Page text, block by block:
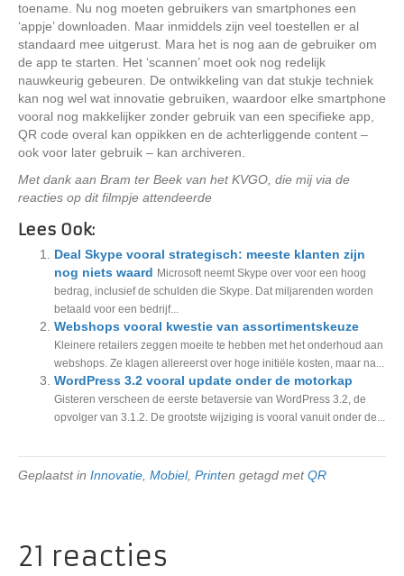
toename. Nu nog moeten gebruikers van smartphones een
‘appje’ downloaden. Maar inmiddels zijn veel toestellen er al
standaard mee uitgerust. Mara het is nog aan de gebruiker om
de app te starten. Het ‘scannen’ moet ook nog redelijk
nauwkeurig gebeuren. De ontwikkeling van dat stukje techniek
kan nog wel wat innovatie gebruiken, waardoor elke smartphone
vooral nog makkelijker zonder gebruik van een specifieke app,
QR code overal kan oppikken en de achterliggende content –
ook voor later gebruik – kan archiveren.
Met dank aan Bram ter Beek van het KVGO, die mij via de
reacties op dit filmpje attendeerde
Lees Ook:
Deal Skype vooral strategisch: meeste klanten zijn
nog niets waard Microsoft neemt Skype over voor een hoog
bedrag, inclusief de schulden die Skype. Dat miljarenden worden
betaald voor een bedrijf...
Webshops vooral kwestie van assortimentskeuze
Kleinere retailers zeggen moeite te hebben met het onderhoud aan
webshops. Ze klagen allereerst over hoge initiële kosten, maar na...
WordPress 3.2 vooral update onder de motorkap
Gisteren verscheen de eerste betaversie van WordPress 3.2, de
opvolger van 3.1.2. De grootste wijziging is vooral vanuit onder de...
Geplaatst in Innovatie Mobiel, Printen getagd metQR
21 reacties